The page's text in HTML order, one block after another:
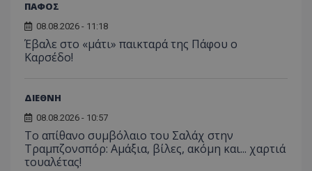
ΠΑΦΟΣ
08.08.2026 - 11:18
Έβαλε στο «μάτι» παικταρά της Πάφου ο
Καρσέδο!
ΔΙΕΘΝΗ
08.08.2026 - 10:57
Το απίθανο συμβόλαιο του Σαλάχ στην
Τραμπζονσπόρ: Αμάξια, βίλες, ακόμη και... χαρτιά
τουαλέτας!